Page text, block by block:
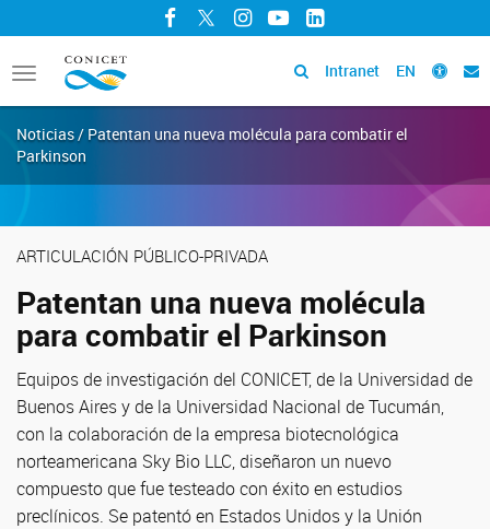
Facebook
TwitterInstagram
YouTubeLinkedIn
Toggle
navigation
Intranet EN
Noticias / Patentan una nueva molécula para combatir el
Parkinson
ARTICULACIÓN PÚBLICO-PRIVADA
Patentan una nueva molécula
para combatir el Parkinson
Equipos de investigación del CONICET, de la Universidad de
Buenos Aires y de la Universidad Nacional de Tucumán,
con la colaboración de la empresa biotecnológica
norteamericana Sky Bio LLC, diseñaron un nuevo
compuesto que fue testeado con éxito en estudios
preclínicos. Se patentó en Estados Unidos y la Unión